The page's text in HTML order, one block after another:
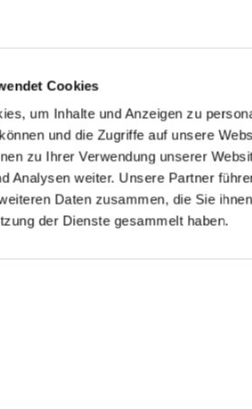
Cookies
um Inhalte und Anzeigen zu
und die Zugriffe auf unsere
zu Ihrer Verwendung unserer
Analysen weiter. Unsere Partner
Daten zusammen, die Sie
der Dienste gesammelt haben.
Schenke unvergessliche Momente